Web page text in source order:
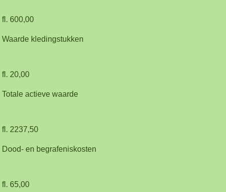
fl. 600,00
Waarde kledingstukken
fl. 20,00
Totale actieve waarde
fl. 2237,50
Dood- en begrafeniskosten
fl. 65,00